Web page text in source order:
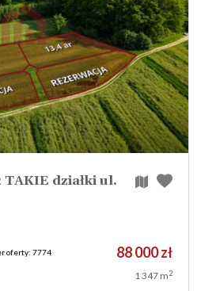
TAKIE działki ul.
oferty: 7774 88 000 zł
1 347 m2